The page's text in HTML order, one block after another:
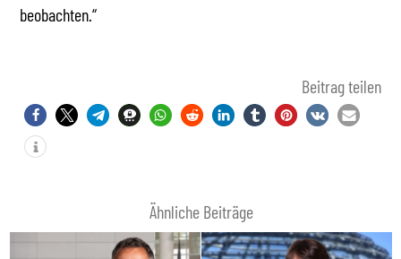
beobachten.“
Beitrag teilen
Ähnliche Beiträge